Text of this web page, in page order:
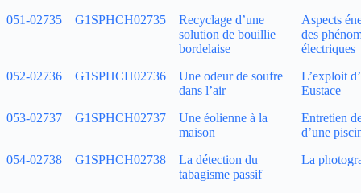
051‑02735 G1SPHCH02735
Recyclage d’une
solution de bouillie
bordelaise
Aspects
des
électriques
052‑02736
G1SPHCH02736
Une odeur de soufre
dans l’air
L’exploit
Eustace
053‑02737
G1SPHCH02737
Une éolienne à la
maison
Entretien
d’une
054‑02738
G1SPHCH02738
La détection du
tabagisme passif
La